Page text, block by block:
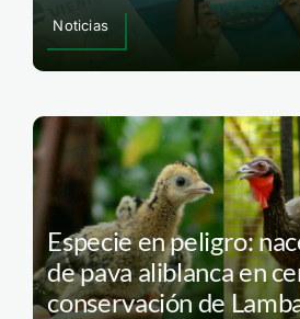
Noticias
Especie en peligro:
de pava aliblanca en
conservación de